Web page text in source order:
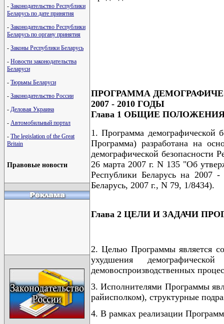
- Законодательство Республики
Беларусь по дате принятия
- Законодательство Республики
Беларусь по органу принятия
- Законы Республики Беларусь
- Новости законодательства
Беларуси
- Тюрьмы Беларуси
- Законодательство России
- Деловая Украина
- Автомобильный портал
- The legislation of the Great
Britain
Правовые новости
ПРОГРАММА
2007 - 2010 ГОДЫ
Глава 1 ОБЩИЕ
1. Программа демографической
Программа) разработана на
демографической безопасности
26 марта 2007 г. N 135 "Об
Республики Беларусь на 2007
Беларусь, 2007 г., N 79, 1/8434).
Глава 2 ЦЕЛИ И ЗАДАЧИ
2. Целью Программы является
ухудшения
демовоспроизводственных
3. Исполнителями Программы
райисполком), структурные
4. В рамках реализации